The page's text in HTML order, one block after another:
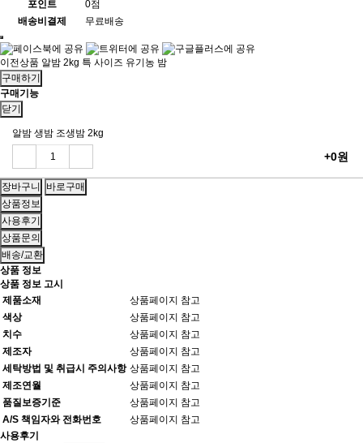
포인트
0점
배송비결제
무료배송
이전상품 알밤 2kg 특 사이즈 유기농 밤
구매하기
구매기능
닫기
알밤 생밤 조생밤 2kg
+0원
상품정보
사용후기
상품문의
배송/교환
상품 정보
상품 정보 고시
제품소재
상품페이지 참고
색상
상품페이지 참고
치수
상품페이지 참고
제조자
상품페이지 참고
세탁방법 및 취급시 주의사항 상품페이지 참고
제조연월
상품페이지 참고
품질보증기준
상품페이지 참고
A/S 책임자와 전화번호
상품페이지 참고
사용후기